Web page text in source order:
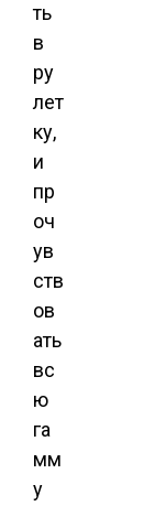
ть
в
ру
лет
ку,
и
пр
оч
ув
ств
ов
ать
вс
ю
га
мм
у